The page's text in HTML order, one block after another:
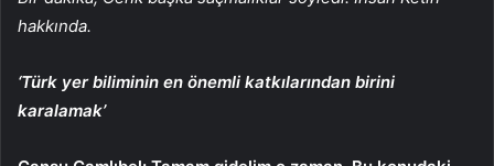
hakkında.
‘Türk yer biliminin en önemli katkılarından birini
karalamak’